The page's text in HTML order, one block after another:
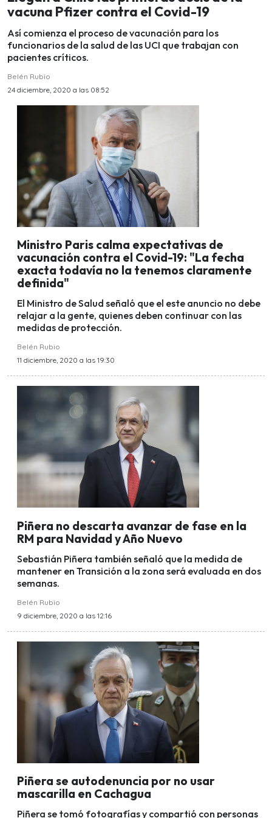
vacuna Pfizer contra el Covid-19
Así comienza el proceso de vacunación para los
funcionarios de la salud de las UCI que trabajan con
pacientes críticos.
Belén Rubio
24 diciembre, 2020 a las 08:52
Ministro Paris calma expectativas de
vacunación contra el Covid-19: "La fecha
exacta todavía no la tenemos claramente
definida"
El Ministro de Salud señaló que el este anuncio no debe
relajar a la gente, quienes deben continuar con las
medidas de protección.
Belén Rubio
11 diciembre, 2020 a las 19:30
Piñera no descarta avanzar de fase en la
RM para Navidad y Año Nuevo
Sebastián Piñera también señaló que la medida de
mantener en Transición a la zona será evaluada en dos
semanas.
Belén Rubio
9 diciembre, 2020 a las 12:16
Piñera se autodenuncia por no usar
mascarilla en Cachagua
Piñera se tomó fotografías y compartió con personas